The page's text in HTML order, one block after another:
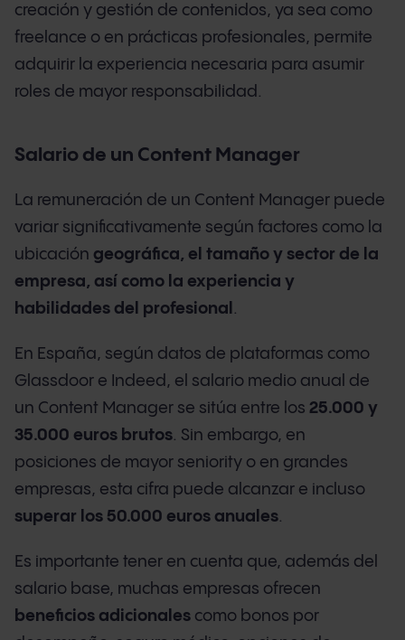
creación y gestión de contenidos, ya sea como
freelance o en prácticas profesionales, permite
adquirir la experiencia necesaria para asumir
roles de mayor responsabilidad.
Salario de un Content Manager
La remuneración de un Content Manager puede
variar significativamente según factores como la
ubicación geográfica, el tamaño y sector de la
empresa, así como la experiencia y
habilidades del profesional .
En España, según datos de plataformas como
Glassdoor e Indeed, el salario medio anual de
un Content Manager se sitúa entre los 25.000 y
35.000 euros brutos. Sin embargo, en
posiciones de mayor seniority o en grandes
empresas, esta cifra puede alcanzar e incluso
superar los 50.000 euros anuales.
Es importante tener en cuenta que, además del
salario base, muchas empresas ofrecen
beneficios adicionales como bonos por